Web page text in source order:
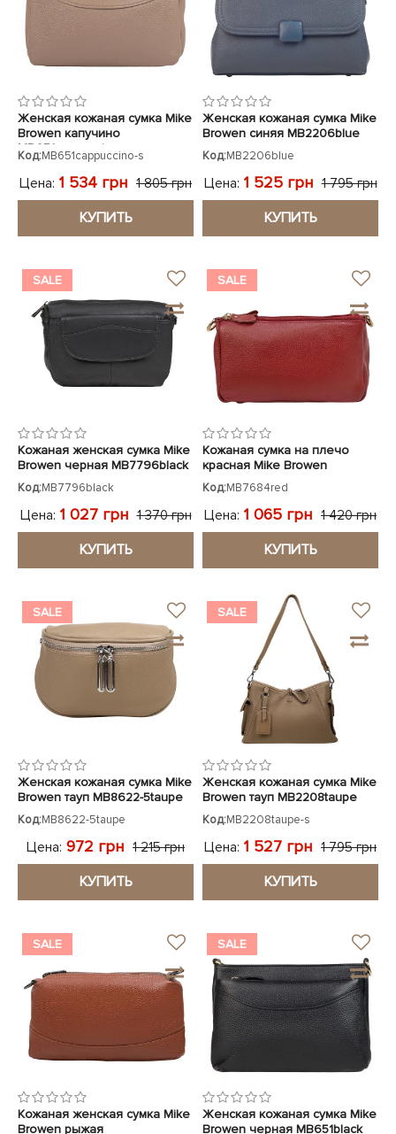
Женская кожаная сумка Mike
Browen капучино
MB651cappuccino
Код:MB651cappuccino-s
Цена: 1 534 грн 1 805 грн
КУПИТЬ
Женская кожаная сумка Mike
Browen синяя MB2206blue
Код:MB2206blue
Цена: 1 525 грн 1 795 грн
КУПИТЬ
SALE
Кожаная женская сумка Mike
Browen черная MB7796black
Код:MB7796black
Цена: 1 027 грн 1 370 грн
КУПИТЬ
SALE
Кожаная сумка на плечо
красная Mike Browen
Код:MB7684red
Цена: 1 065 грн 1 420 грн
КУПИТЬ
SALE
Женская кожаная сумка Mike
Browen тауп MB8622-5taupe
Код:MB8622-5taupe
Цена: 972 грн 1 215 грн
КУПИТЬ
SALE
Женская кожаная сумка Mike
Browen тауп MB2208taupe
Код:MB2208taupe-s
Цена: 1 527 грн 1 795 грн
КУПИТЬ
SALE
Кожаная женская сумка Mike
Browen рыжая
SALE
Женская кожаная сумка Mike
Browen черная MB651black